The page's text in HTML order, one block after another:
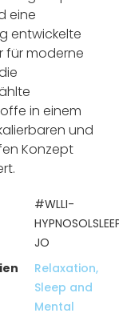
eine
entwickelte
für moderne
in einem
und
Konzept
#WLLI-
JO
Relaxation,
Sleep and
Mental